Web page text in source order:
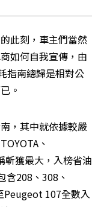
此刻，車主們當然
如何自我宣傳，由
指南總歸是相對公
。
，其中就依據較嚴
、
斬獲最大，入榜省油
含208、308、
Peugeot 107全數入